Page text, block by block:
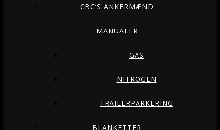
CBC’S ANKERMÆND
MANUALER
GAS
NITROGEN
TRAILERPARKERING
BLANKETTER